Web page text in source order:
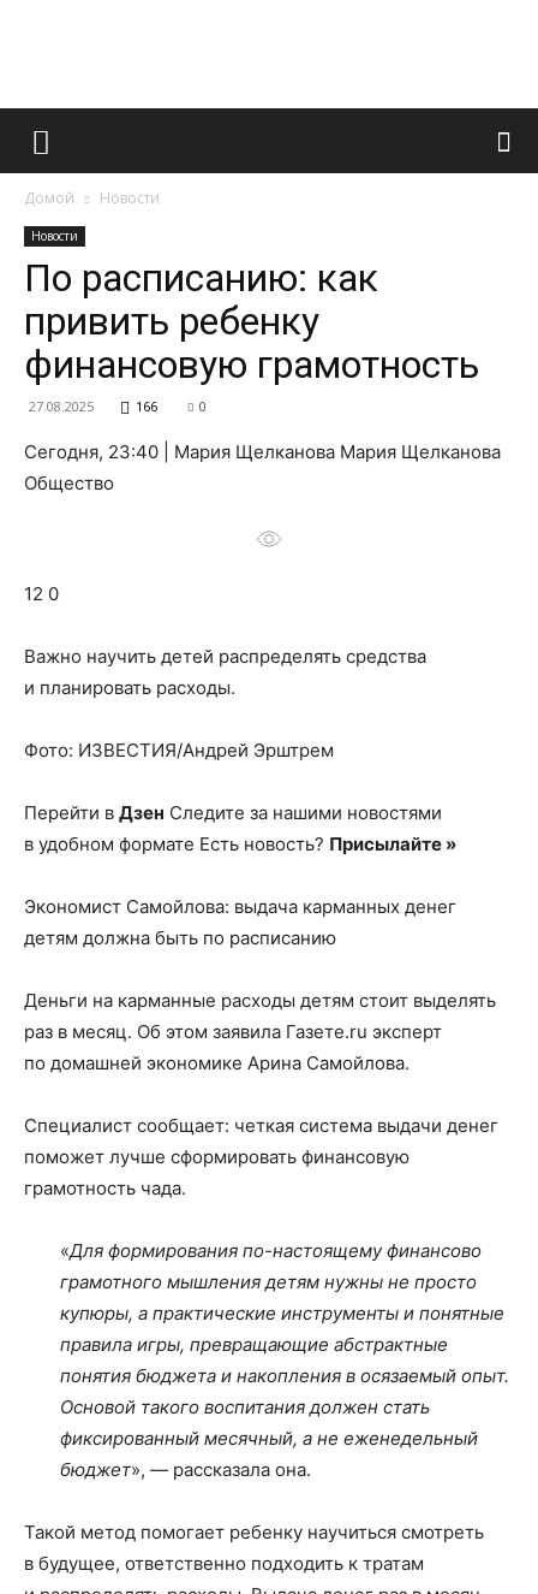
Французский
и
о
нем
Домой Новости
Новости
По расписанию: как
привить ребенку
финансовую грамотность
27.08.2025 166 0
Сегодня, 23:40 | Мария Щелканова Мария Щелканова
Общество
12 0
Важно научить детей распределять средства
и планировать расходы.
Фото: ИЗВЕСТИЯ/Андрей Эрштрем
Перейти в Дзен Следите за нашими новостями
в удобном формате Есть новость? Присылайте »
Экономист Самойлова: выдача карманных денег
детям должна быть по расписанию
Деньги на карманные расходы детям стоит выделять
раз в месяц. Об этом заявила Газете.ru эксперт
по домашней экономике Арина Самойлова.
Специалист сообщает: четкая система выдачи денег
поможет лучше сформировать финансовую
грамотность чада.
«Для формирования по-настоящему финансово
грамотного мышления детям нужны не просто
купюры, а практические инструменты и понятные
правила игры, превращающие абстрактные
понятия бюджета и накопления в осязаемый опыт.
Основой такого воспитания должен стать
фиксированный месячный, а не еженедельный
бюджет», — рассказала она.
Такой метод помогает ребенку научиться смотреть
в будущее, ответственно подходить к тратам